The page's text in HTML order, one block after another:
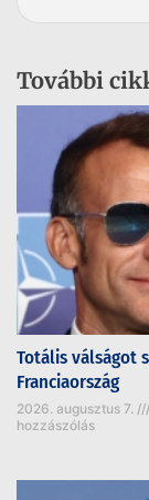
További
Totális válságot
Franciaország
2026. augusztus 7.
hozzászólás